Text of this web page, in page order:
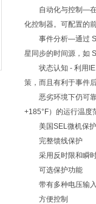
自动化与控制—在馈
化控制器。可配置的
事件分析—通过
星同步的时间源，如
状态认知 - 利用
策，而且有利于事件
恶劣环境下仍可靠—
+185°F）的运行温度
美国SEL微机保护
完整馈线保护
采用反时限和瞬时
可选保护功能
带有多种电压输入
方便控制